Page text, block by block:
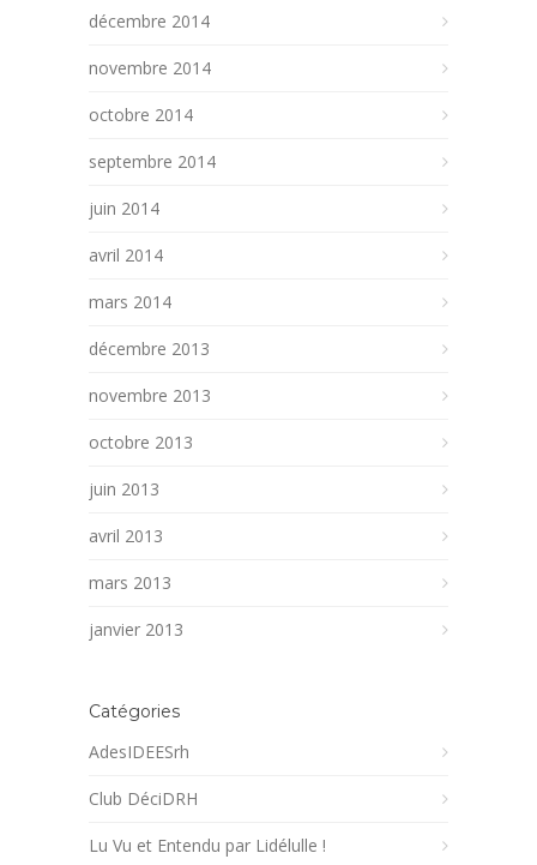
décembre 2014
novembre 2014
octobre 2014
septembre 2014
juin 2014
avril 2014
mars 2014
décembre 2013
novembre 2013
octobre 2013
juin 2013
avril 2013
mars 2013
janvier 2013
Catégories
AdesIDEESrh
Club DéciDRH
Lu Vu et Entendu par Lidélulle !